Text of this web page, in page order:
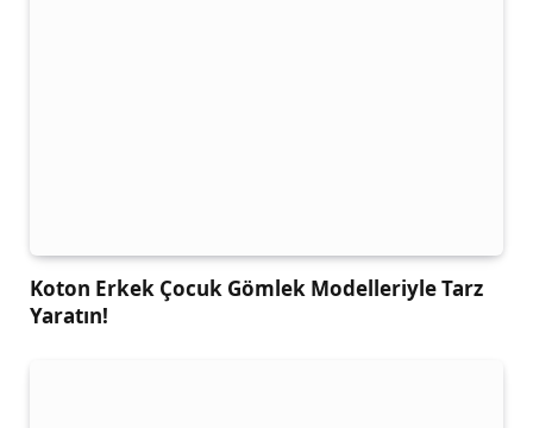
Koton Erkek Çocuk Gömlek Modelleriyle Tarz
Yaratın!